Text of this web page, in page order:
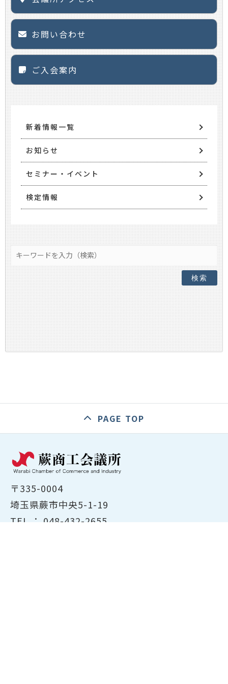
お問い合わせ
ご入会案内
新着情報一覧
お知らせ
セミナー・イベント
検定情報
検索
PAGE TOP
〒335-0004
埼玉県蕨市中央5-1-19
TEL ： 048-432-2655